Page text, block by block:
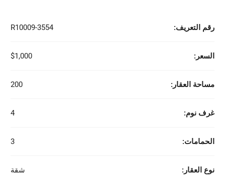
رقم التعريف: R10009-3554
السعر: $1,000
مساحة العقار: 200
غرف نوم: 4
الحمامات: 3
نوع العقار: شقة